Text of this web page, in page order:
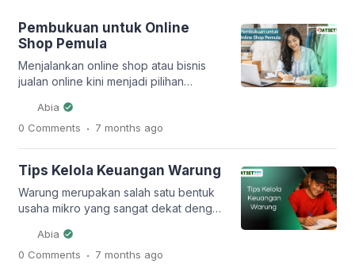
Pembukuan untuk Online
Shop Pemula
Menjalankan online shop atau bisnis
jualan online kini menjadi pilihan
utama maupun sampingan. Kemudahan
membuka toko di marketplace dan
kecil. Namun, di balik kemudahan
tersebut, ada satu aspek penting yang
sering diabaikan oleh pemilik online
Abia
0 Comments . 7 months ago
Tips Kelola Keuangan Warung
Warung merupakan salah satu bentuk
usaha mikro yang sangat dekat dengan
dari warung sembako, warung
kelontong, warung makan, hingga
Abia
0 Comments . 7 months ago